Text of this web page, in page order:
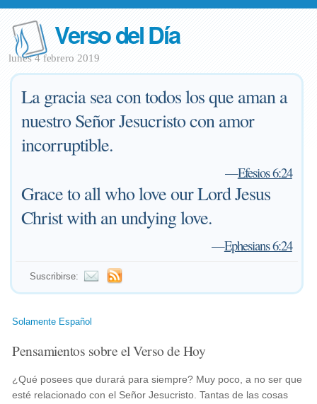
Verso del Día
lunes 4 febrero 2019
La gracia sea con todos los que aman a
nuestro Señor Jesucristo con amor
incorruptible.
—Efesios 6:24
Grace to all who love our Lord Jesus
Christ with an undying love.
—Ephesians 6:24
Suscribirse:
Solamente Español
Pensamientos sobre el Verso de Hoy
¿Qué posees que durará para siempre? Muy poco, a no ser que
esté relacionado con el Señor Jesucristo. Tantas de las cosas